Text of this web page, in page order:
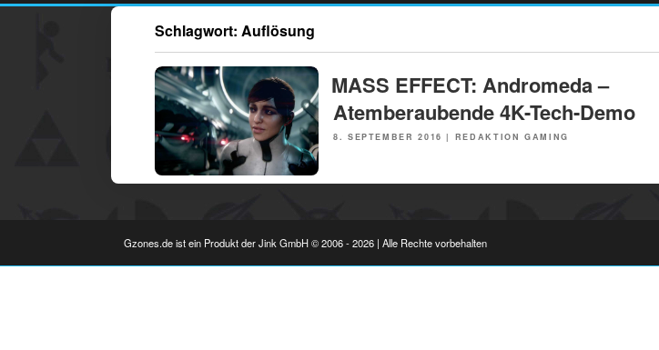
Schlagwort: Auflösung
NEWS
MASS EFFECT: Andromeda –
Atemberaubende 4K-Tech-Demo
POSTED
8. SEPTEMBER 2016 | REDAKTION GAMING
Gzones.de ist ein Produkt der Jink GmbH © 2006 - 2026 | Alle Rechte vorbehalten